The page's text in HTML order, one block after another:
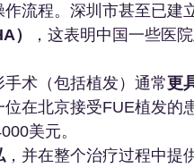
流程。深圳市甚至已建
）
，这表明中国一些医
术（包括植发）通常更
在北京接受FUE植发的
美元。
，并在整个治疗过程中提